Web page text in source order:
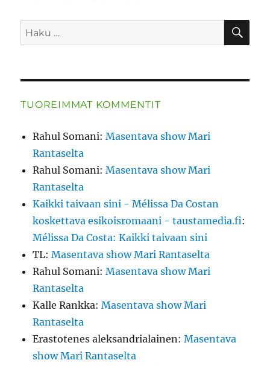
Etsi:
TUOREIMMAT KOMMENTIT
Rahul Somani:Masentava show Mari
Rantaselta
Rahul Somani:Masentava show Mari
Rantaselta
Kaikki taivaan sini - Mélissa Da Costan
koskettava esikoisromaani - taustamedia.fi:
Mélissa Da Costa: Kaikki taivaan sini
TL:Masentava show Mari Rantaselta
Rahul Somani:Masentava show Mari
Rantaselta
Kalle Rankka:Masentava show Mari
Rantaselta
Erastotenes aleksandrialainen:Masentava
show Mari Rantaselta